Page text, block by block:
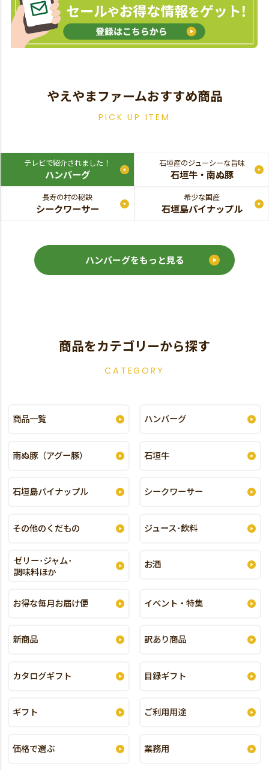
やえやまファームおすすめ商品
PICK UP ITEM
テレビで紹介されました！
ハンバーグ
石垣産のジューシーな旨味
石垣牛・南ぬ豚
長寿の村の秘訣
シークワーサー
希少な国産
石垣島パイナップル
ハンバーグをもっと見る
商品をカテゴリーから探す
CATEGORY
商品一覧 ハンバーグ
南ぬ豚（アグー豚） 石垣牛
石垣島パイナップル シークワーサー
その他のくだもの ジュース･飲料
ゼリー･ジャム･
調味料ほか
お酒
お得な毎月お届け便 イベント・特集
新商品 訳あり商品
カタログギフト 目録ギフト
ギフト ご利用用途
価格で選ぶ 業務用